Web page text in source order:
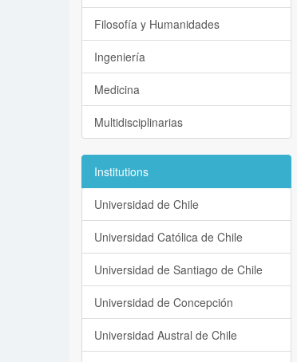
Filosofía y Humanidades
Ingeniería
Medicina
Multidisciplinarias
Institutions
Universidad de Chile
Universidad Católica de Chile
Universidad de Santiago de Chile
Universidad de Concepción
Universidad Austral de Chile